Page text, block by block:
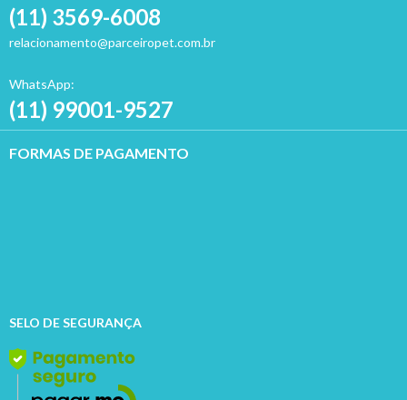
(11) 3569-6008
relacionamento@parceiropet.com.br
WhatsApp:
(11) 99001-9527
FORMAS DE PAGAMENTO
SELO DE SEGURANÇA